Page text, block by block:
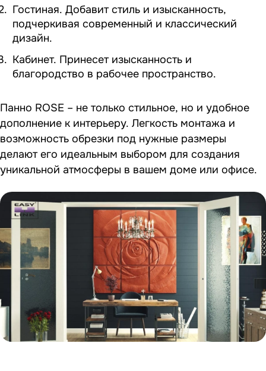
Гостиная. Добавит стиль и изысканность,
подчеркивая современный и классический
дизайн.
Кабинет. Принесет изысканность и
благородство в рабочее пространство.
Панно ROSE – не только стильное, но и удобное
дополнение к интерьеру. Легкость монтажа и
возможность обрезки под нужные размеры
делают его идеальным выбором для создания
уникальной атмосферы в вашем доме или офисе.